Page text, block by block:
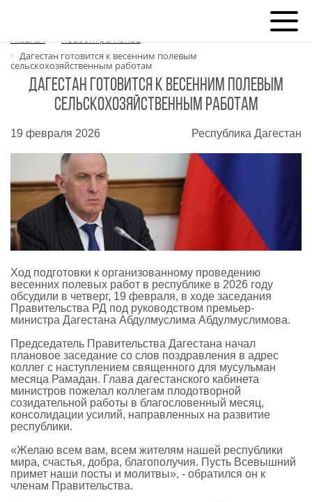
Главная
Новости регионов
Дагестан готовится к весенним полевым
сельскохозяйственным работам
Дагестан готовится к весенним полевым
сельскохозяйственным работам
19 февраля 2026 Республика Дагестан
Ход подготовки к организованному проведению
весенних полевых работ в республике в 2026 году
обсудили в четверг, 19 февраля, в ходе заседания
Правительства РД под руководством премьер-
министра Дагестана Абдулмуслима Абдулмуслимова.
Председатель Правительства Дагестана начал
плановое заседание со слов поздравления в адрес
коллег с наступлением священного для мусульман
месяца Рамадан. Глава дагестанского кабинета
министров пожелал коллегам плодотворной
созидательной работы в благословенный месяц,
консолидации усилий, направленных на развитие
республики.
«Желаю всем вам, всем жителям нашей республики
мира, счастья, добра, благополучия. Пусть Всевышний
примет наши посты и молитвы», - обратился он к
членам Правительства.